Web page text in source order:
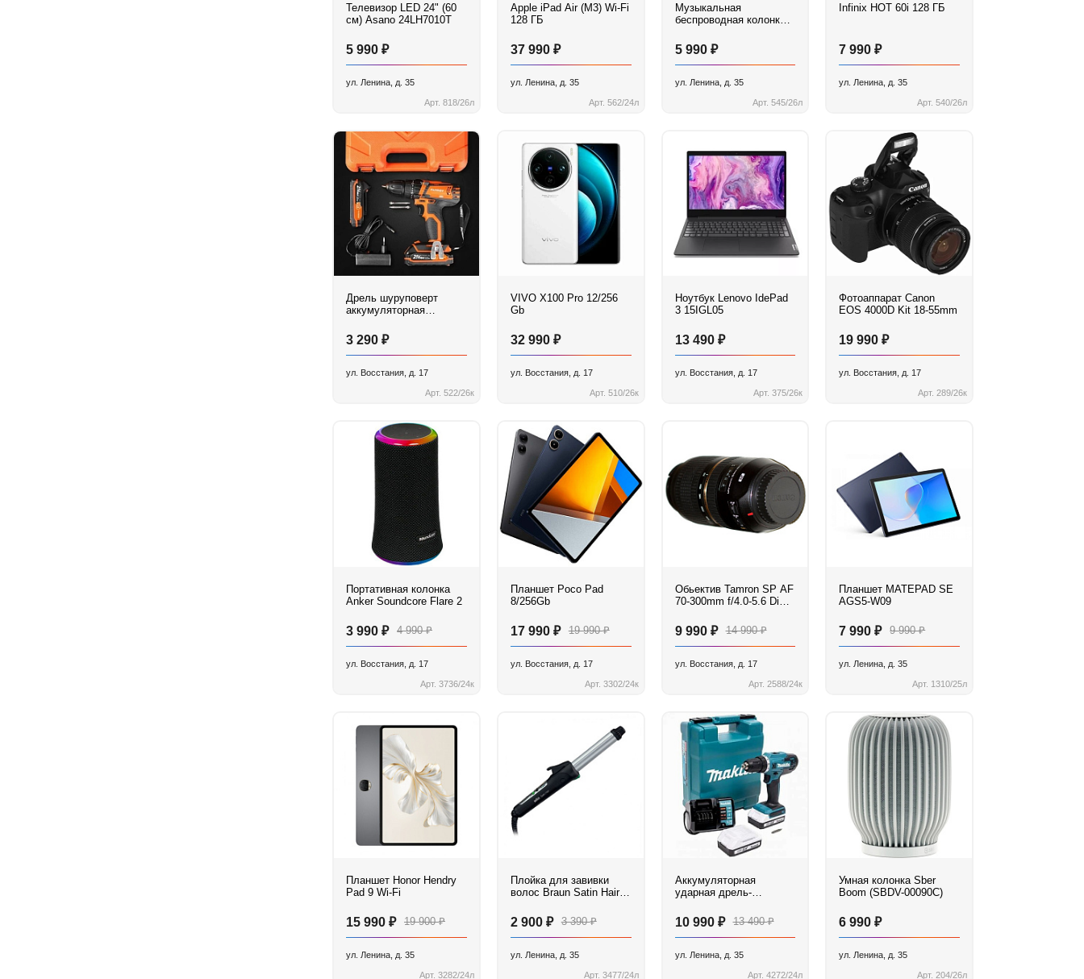
Телевизор LED 24" (60
см) Asano 24LH7010T
5 990 ₽
ул. Ленина, д. 35
Арт. 818/26л
Apple iPad Air (M3) Wi-Fi
128 ГБ
37 990 ₽
ул. Ленина, д. 35
Арт. 562/24л
Музыкальная
беспроводная колонка
5 990 ₽
ул. Ленина, д. 35
Арт. 545/26л
Infinix HOT 60i 128 ГБ
7 990₽
ул. Ленина, д. 35
Арт. 540/26л
Дрель шуруповерт
аккумуляторная
UES,18 B
3 290 ₽
ул. Восстания, д. 17
Арт. 522/26к
VIVO X100 Pro 12/256
Gb
32 990 ₽
ул. Восстания, д. 17
Арт. 510/26к
Ноутбук Lenovo IdePad
3 15IGL05
13 490 ₽
ул. Восстания, д. 17
Арт. 375/26к
Фотоаппарат Canon
EOS 4000D Kit 18-55mm
19 990₽
ул. Восстания, д. 17
Арт. 289/26к
Портативная колонка
Anker Soundcore Flare 2
3 990 ₽ 4 990₽
ул. Восстания, д. 17
Арт. 3736/24к
Планшет Poco Pad
8/256Gb
17 990 ₽ 19 990₽
ул. Восстания, д. 17
Арт. 3302/24к
Обьектив Tamron SP AF
70-300mm f/4.0-5.6 Di
9 990 ₽ 14 990₽
ул. Восстания, д. 17
Арт. 2588/24к
Планшет MATEPAD SE
AGS5-W09
7 990₽ 9 990₽
ул. Ленина, д. 35
Арт. 1310/25л
Планшет Honor Hendry
Pad 9 Wi-Fi
15 990 ₽ 19 900₽
ул. Ленина, д. 35
Арт. 3282/24л
Плойка для завивки
волос Braun Satin Hair 7
2 900 ₽ 3 390₽
ул. Ленина, д. 35
Арт. 3477/24л
Аккумуляторная
ударная дрель-
HP488DWE
10 990 ₽ 13 490₽
ул. Ленина, д. 35
Арт. 4272/24л
Умная колонка Sber
Boom (SBDV-00090C)
6 990₽
ул. Ленина, д. 35
Арт. 204/26л